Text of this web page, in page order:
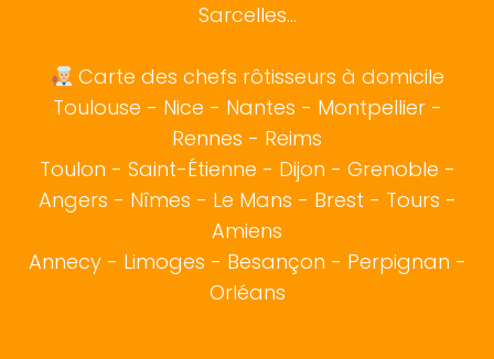
Sarcelles...
Carte des chefs rôtisseurs à domicile
Toulouse - Nice - Nantes - Montpellier-
Rennes - Reims
Toulon - Saint-Étienne - Dijon - Grenoble -
Angers - Nîmes - Le Mans - Brest - Tours -
Amiens
Annecy- Limoges - Besançon - Perpignan -
Orléans